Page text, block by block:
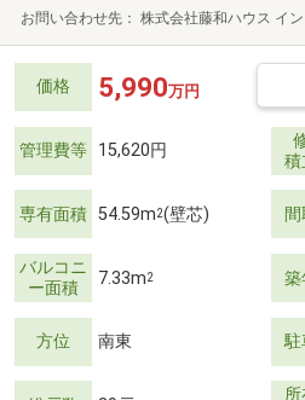
お問い合わせ先 株式会社藤和ハウス イ
価格 5,990万円
管理費等 15,620円
積
専有面積 54.59m2(壁芯)
バルコニ
ー面積
7.33m2 築
方位 南東 駐
所